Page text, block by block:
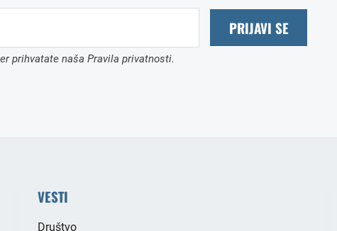
PRIJAVI SE
prihvatate naša Pravila privatnosti.
VESTI
Društvo